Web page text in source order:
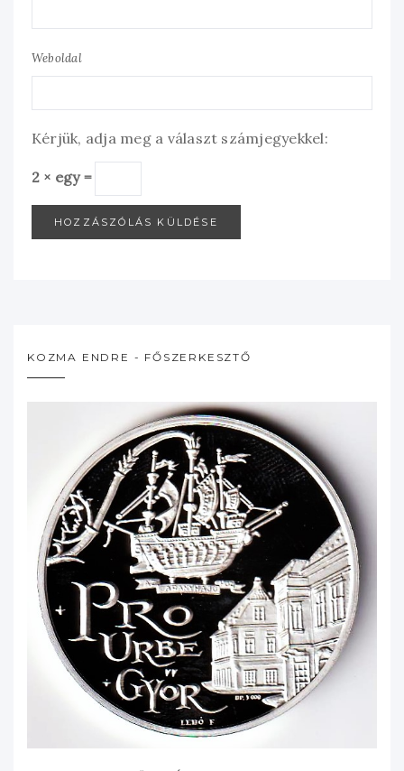
Weboldal
Kérjük, adja meg a választ számjegyekkel:
2 × egy =
KOZMA ENDRE - FŐSZERKESZTŐ